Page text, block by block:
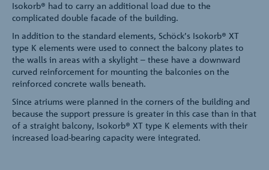
Isokorb® had to carry an additional load due to the
complicated double facade of the building.
In addition to the standard elements, Schöck’s Isokorb® XT
type K elements were used to connect the balcony plates to
the walls in areas with a skylight – these have a downward
curved reinforcement for mounting the balconies on the
reinforced concrete walls beneath.
Since atriums were planned in the corners of the building and
because the support pressure is greater in this case than in that
of a straight balcony, Isokorb® XT type K elements with their
increased load-bearing capacity were integrated.